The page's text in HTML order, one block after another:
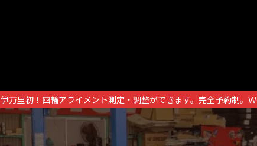
伊万里初！四輪アライメント測定・調整ができます。完全予約制。